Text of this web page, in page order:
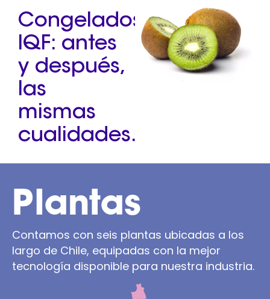
Congelados
IQF: antes
y después,
las
mismas
cualidades.
Plantas
Contamos con seis plantas ubicadas a los
largo de Chile, equipadas con la mejor
tecnología disponible para nuestra industria.